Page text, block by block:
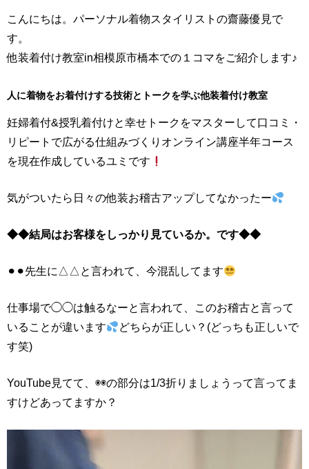
こんにちは。パーソナル着物スタイリストの齋藤優見で
す。
他装着付け教室in相模原市橋本での１コマをご紹介します♪
人に着物をお着付けする技術とトークを学ぶ他装着付け教室
妊婦着付&授乳着付けと幸せトークをマスターして口コミ・
リピートで広がる仕組みづくりオンライン講座半年コース
を現在作成しているユミです
気がついたら日々の他装お稽古アップしてなかったー
◆◆結局はお客様をしっかり見ているか。です◆◆
⚫︎⚫︎先生に△△と言われて、今混乱してます
仕事場で◯◯は触るなーと言われて、このお稽古と言って
いることが違います
どちらが正しい？(どっちも正しいで
す笑)
YouTube見てて、◉◉の部分は1/3折りましょうって言ってま
すけどあってますか？